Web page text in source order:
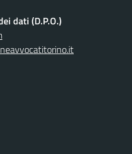
dati (D.P.O.)